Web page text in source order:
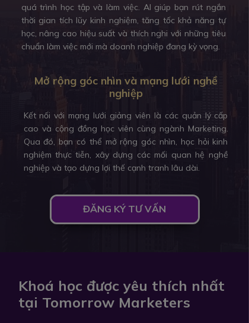
Mở rộng góc nhìn và mạng lưới nghề
nghiệp
Kết nối với mạng lưới giảng viên là các quản lý cấp
cao và cộng đồng học viên cùng ngành Marketing.
Qua đó, bạn có thể mở rộng góc nhìn, học hỏi kinh
nghiệm thực tiễn, xây dựng các mối quan hệ nghề
nghiệp và tạo dựng lợi thế cạnh tranh lâu dài.
quá trình học tập và làm việc. AI giúp bạn rút ngắn
thời gian tích lũy kinh nghiệm, tăng tốc khả năng tự
học, nâng cao hiệu suất và thích nghi với những tiêu
chuẩn làm việc mới mà doanh nghiệp đang kỳ vọng.
ĐĂNG KÝ TƯ VẤN
Khoá học được yêu thích nhất
tại Tomorrow Marketers